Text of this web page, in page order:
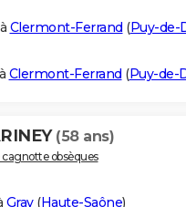
Clermont-Ferrand (Puy-de-
Clermont-Ferrand (Puy-de-
(58 ans)
obsèques
Gray(Haute-Saône)